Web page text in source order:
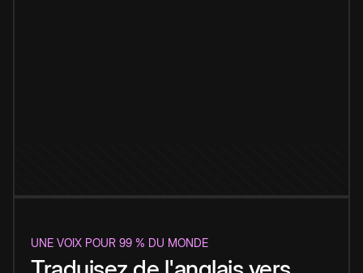
UNE VOIX POUR 99 % DU MONDE